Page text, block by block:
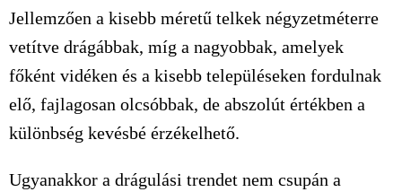
Jellemzően a kisebb méretű telkek négyzetméterre
vetítve drágábbak, míg a nagyobbak, amelyek
főként vidéken és a kisebb településeken fordulnak
elő, fajlagosan olcsóbbak, de abszolút értékben a
különbség kevésbé érzékelhető.
Ugyanakkor a drágulási trendet nem csupán a